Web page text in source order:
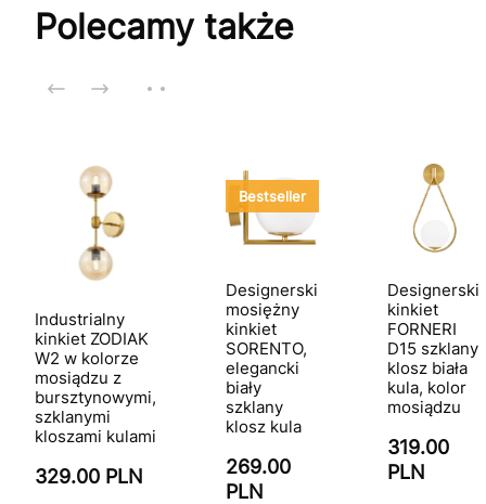
Polecamy także
Industrialny
kinkiet ZODIAK
W2 w kolorze
mosiądzu z
bursztynowymi,
szklanymi
kloszami kulami
329.00 PLN
Bestseller
Designerski
mosiężny
kinkiet
SORENTO,
elegancki
biały
szklany
klosz kula
269.00
PLN
Designerski
kinkiet
FORNERI
D15 szklany
klosz biała
kula, kolor
mosiądzu
319.00
PLN